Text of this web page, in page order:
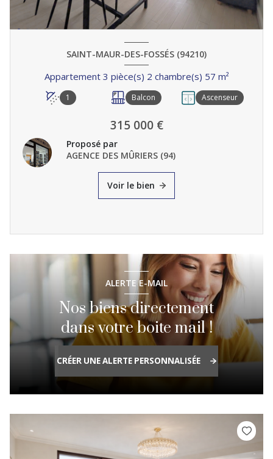
SAINT-MAUR-DES-FOSSÉS (94210)
Appartement 3 pièce(s) 2 chambre(s) 57 m²
1 Balcon Ascenseur
315 000 €
Proposé par
AGENCE DES MÛRIERS (94)
Voir le bien
ALERTE E-MAIL
Nos biens directement
dans votre boite mail !
CRÉER UNE ALERTE PERSONNALISÉE